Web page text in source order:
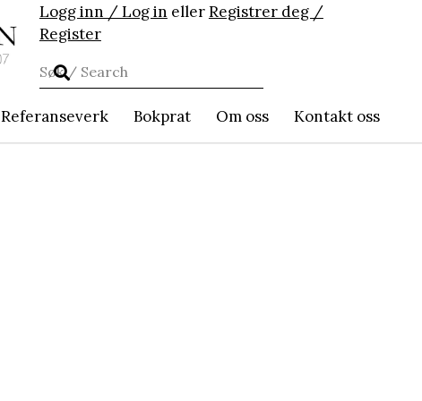
Logg inn / Log in ellerRegistrer deg /
Register
Referanseverk Bokprat Om oss Kontakt oss